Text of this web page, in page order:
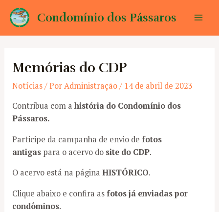
para
Condomínio dos Pássaros
Memórias do CDP
Notícias/ PorAdministração/ 14 de abril de 2023
Contribua com ahistória do Condomínio dos
Pássaros.
Participe da campanha de envio defotos
antigas para o acervo do site do CDP.
O acervo está na páginaHISTÓRICO.
Clique abaixo e confira asfotos já enviadas por
condôminos.